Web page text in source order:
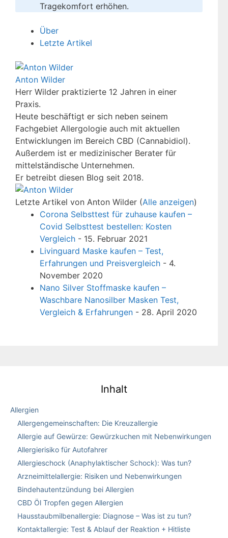
Tragekomfort erhöhen.
Über
Letzte Artikel
Anton Wilder
Herr Wilder praktizierte 12 Jahren in einer
Praxis.
Heute beschäftigt er sich neben seinem
Fachgebiet Allergologie auch mit aktuellen
Entwicklungen im Bereich CBD (Cannabidiol).
Außerdem ist er medizinischer Berater für
mittelständische Unternehmen.
Er betreibt diesen Blog seit 2018.
Letzte Artikel von Anton Wilder (Alle anzeigen)
Corona Selbsttest für zuhause kaufen –
Covid Selbsttest bestellen: Kosten
Vergleich - 15. Februar 2021
Livinguard Maske kaufen – Test,
Erfahrungen und Preisvergleich - 4.
November 2020
Nano Silver Stoffmaske kaufen –
Waschbare Nanosilber Masken Test,
Vergleich & Erfahrungen - 28. April 2020
Inhalt
Allergien
Allergengemeinschaften: Die Kreuzallergie
Allergie auf Gewürze: Gewürzkuchen mit Nebenwirkungen
Allergierisiko für Autofahrer
Allergieschock (Anaphylaktischer Schock): Was tun?
Arzneimittelallergie: Risiken und Nebenwirkungen
Bindehautentzündung bei Allergien
CBD Öl Tropfen gegen Allergien
Hausstaubmilbenallergie: Diagnose – Was ist zu tun?
Kontaktallergie: Test & Ablauf der Reaktion + Hitliste